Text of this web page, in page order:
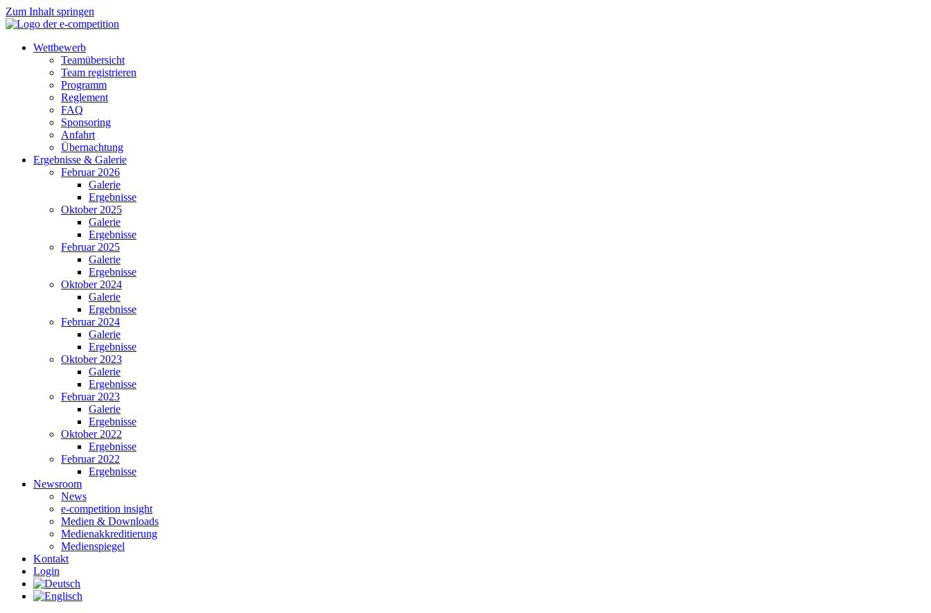
Zum Inhalt springen
Wettbewerb
Teamübersicht
Team registrieren
Programm
Reglement
FAQ
Sponsoring
Anfahrt
Übernachtung
Ergebnisse & Galerie
Februar 2026
Galerie
Ergebnisse
Oktober 2025
Galerie
Ergebnisse
Februar 2025
Galerie
Ergebnisse
Oktober 2024
Galerie
Ergebnisse
Februar 2024
Galerie
Ergebnisse
Oktober 2023
Galerie
Ergebnisse
Februar 2023
Galerie
Ergebnisse
Oktober 2022
Ergebnisse
Februar 2022
Ergebnisse
Newsroom
News
e-competition insight
Medien & Downloads
Medienakkreditierung
Medienspiegel
Kontakt
Login